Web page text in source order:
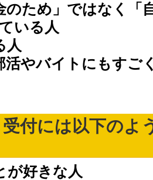
のため」ではなく「
いる人
人
活やバイトにもすご
付には以下のよ
が好きな人